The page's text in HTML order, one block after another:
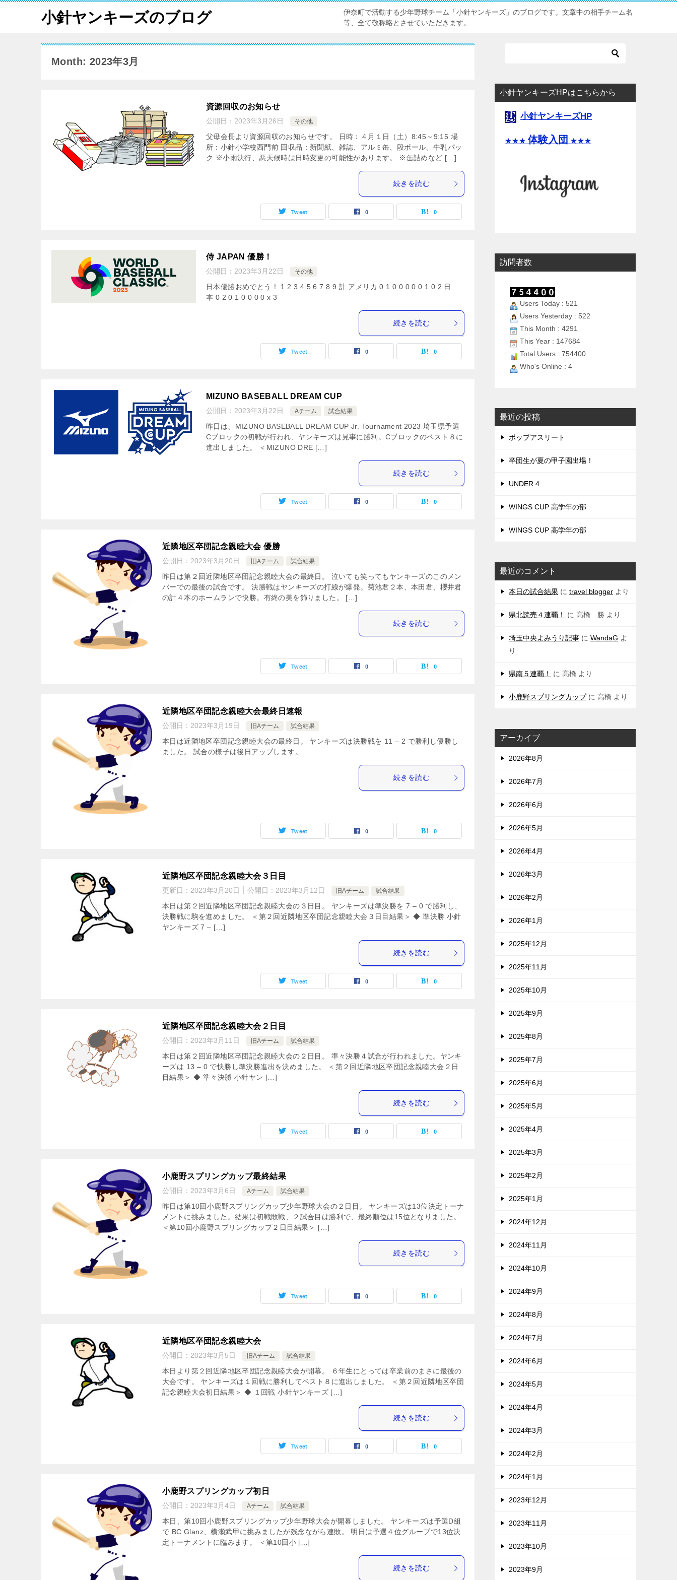
小針ヤンキーズのブログ
伊奈町で活動する少年野球チーム「小針ヤンキーズ」のブログです。文章中の相手チーム名
等、全て敬称略とさせていただきます。
Month: 2023年3月
資源回収のお知らせ
公開日： 2023年3月26日 その他
父母会長より資源回収のお知らせです。 日時：４月１日（土）8:45～9:15 場
所：小針小学校西門前 回収品：新聞紙、雑誌、アルミ缶、段ボール、牛乳パッ
ク ※小雨決行、悪天候時は日時変更の可能性があります。 ※缶詰めなど […]
続きを読む
Tweet 0 0
侍 JAPAN 優勝！
公開日： 2023年3月22日 その他
日本優勝おめでとう！ 1 2 3 4 5 6 7 8 9 計 アメリカ 0 1 0 0 0 0 0 1 0 2 日
本 0 2 0 1 0 0 0 0 x 3
続きを読む
Tweet 0 0
MIZUNO BASEBALL DREAM CUP
公開日： 2023年3月22日 Aチーム 試合結果
昨日は、MIZUNO BASEBALL DREAM CUP Jr. Tournament 2023 埼玉県予選
Cブロックの初戦が行われ、ヤンキーズは見事に勝利。Cブロックのベスト８に
進出しました。 ＜MIZUNO DRE […]
続きを読む
Tweet 0 0
近隣地区卒団記念親睦大会 優勝
公開日： 2023年3月20日 旧Aチーム 試合結果
昨日は第２回近隣地区卒団記念親睦大会の最終日。 泣いても笑ってもヤンキーズのこのメン
バーでの最後の試合です。 決勝戦はヤンキーズの打線が爆発。菊池君２本、本田君、櫻井君
の計４本のホームランで快勝。有終の美を飾りました。 […]
続きを読む
Tweet 0 0
近隣地区卒団記念親睦大会最終日速報
公開日： 2023年3月19日 旧Aチーム 試合結果
本日は近隣地区卒団記念親睦大会の最終日。 ヤンキーズは決勝戦を 11 – 2 で勝利し優勝し
ました。 試合の様子は後日アップします。
続きを読む
Tweet 0 0
近隣地区卒団記念親睦大会３日目
更新日： 2023年3月20日 公開日： 2023年3月12日 旧Aチーム 試合結果
本日は第２回近隣地区卒団記念親睦大会の３日目。 ヤンキーズは準決勝を 7 – 0 で勝利し、
決勝戦に駒を進めました。 ＜第２回近隣地区卒団記念親睦大会３日目結果＞ ◆ 準決勝 小針
ヤンキーズ 7 – […]
続きを読む
Tweet 0 0
近隣地区卒団記念親睦大会２日目
公開日： 2023年3月11日 旧Aチーム 試合結果
本日は第２回近隣地区卒団記念親睦大会の２日目。 準々決勝４試合が行われました。ヤンキ
ーズは 13 – 0 で快勝し準決勝進出を決めました。 ＜第２回近隣地区卒団記念親睦大会２日
目結果＞ ◆ 準々決勝 小針ヤン […]
続きを読む
Tweet 0 0
小鹿野スプリングカップ最終結果
公開日： 2023年3月6日 Aチーム 試合結果
昨日は第10回小鹿野スプリングカップ少年野球大会の２日目。 ヤンキーズは13位決定トーナ
メントに挑みました。結果は初戦敗戦、２試合目は勝利で、最終順位は15位となりました。
＜第10回小鹿野スプリングカップ２日目結果＞ […]
続きを読む
Tweet 0 0
近隣地区卒団記念親睦大会
公開日： 2023年3月5日 旧Aチーム 試合結果
本日より第２回近隣地区卒団記念親睦大会が開幕。 ６年生にとっては卒業前のまさに最後の
大会です。 ヤンキーズは１回戦に勝利してベスト８に進出しました。 ＜第２回近隣地区卒団
記念親睦大会初日結果＞ ◆ １回戦 小針ヤンキーズ […]
続きを読む
Tweet 0 0
小鹿野スプリングカップ初日
公開日： 2023年3月4日 Aチーム 試合結果
本日、第10回小鹿野スプリングカップ少年野球大会が開幕しました。 ヤンキーズは予選D組
で BC Glanz、横瀬武甲に挑みましたが残念ながら連敗。 明日は予選４位グループで13位決
定トーナメントに臨みます。 ＜第10回小 […]
続きを読む
小針ヤンキーズHPはこちらから
小針ヤンキーズHP
★★★ 体験入団 ★★★
訪問者数
Users Today : 521
Users Yesterday : 522
This Month : 4291
This Year : 147684
Total Users : 754400
Who's Online : 4
最近の投稿
ポップアスリート
卒団生が夏の甲子園出場！
UNDER 4
WINGS CUP 高学年の部
WINGS CUP 高学年の部
最近のコメント
本日の試合結果 に travel blogger より
県北読売４連覇！ に 高橋 勝 より
埼玉中央よみうり記事 に WandaG よ
り
県南５連覇！ に 高橋 より
小鹿野スプリングカップに 高橋 より
アーカイブ
2026年8月
2026年7月
2026年6月
2026年5月
2026年4月
2026年3月
2026年2月
2026年1月
2025年12月
2025年11月
2025年10月
2025年9月
2025年8月
2025年7月
2025年6月
2025年5月
2025年4月
2025年3月
2025年2月
2025年1月
2024年12月
2024年11月
2024年10月
2024年9月
2024年8月
2024年7月
2024年6月
2024年5月
2024年4月
2024年3月
2024年2月
2024年1月
2023年12月
2023年11月
2023年10月
2023年9月